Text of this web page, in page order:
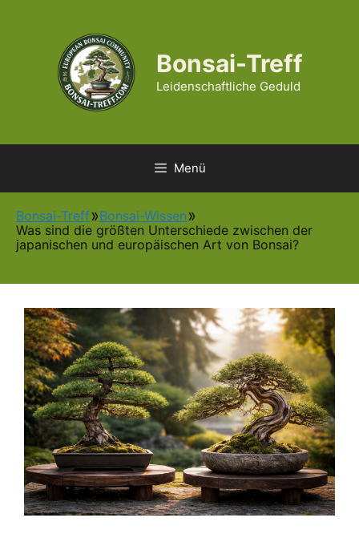
Bonsai-Treff
Leidenschaftliche Geduld
Menü
Bonsai-Treff
Bonsai-Wissen
Was sind die größten Unterschiede zwischen der
japanischen und europäischen Art von Bonsai?